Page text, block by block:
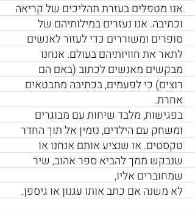
אנו מטפלים בעזרת תהליכים של קריאה
וכתיבה. אנו נעזרים במילותיהם של
סופרים ומשוררים כדי לעזור לאנשים
לתאר את חוויותיהם בעולם. אנחנו
מבקשים מאנשים לכתוב (באם הם
רוצים) כי לפעמים, בכתיבה מתבטאים
אחרת.
בפגישות, מלבד שיחות עם מבוגרים
ומשחק עם הילדים, נזמין אל תוך החדר
טקסטים. או שנציע אותם אנחנו או
שנבקש ממך להביא ספר אהוב, שיר
שמחוברים אליו,
לא משנה אם כתב אותו עגנון או גיספן.